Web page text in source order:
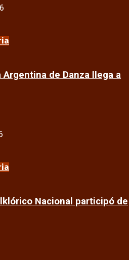
Argentina de Danza llega a
Nacional participó de